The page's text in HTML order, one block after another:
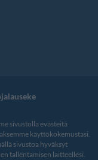
sivustolla evästeitä
käyttökokemustasi.
sivustoa hyväksyt
tallentamisen laitteellesi.